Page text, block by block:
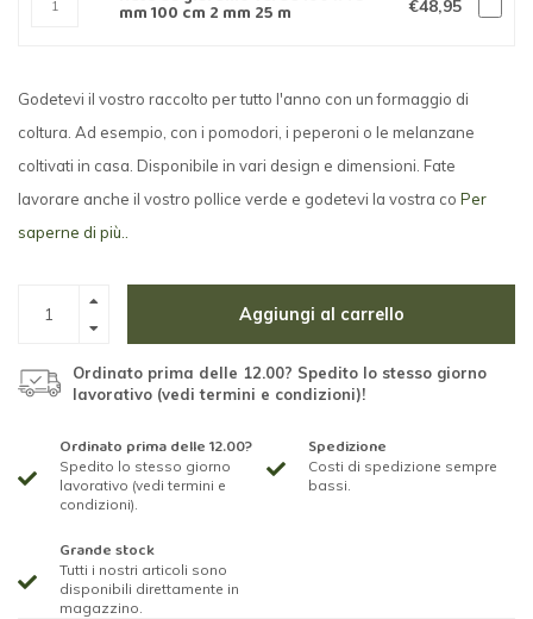
mm 100 cm 2 mm 25 m €48,95
Godetevi il vostro raccolto per tutto l'anno con un formaggio di
coltura. Ad esempio, con i pomodori, i peperoni o le melanzane
coltivati in casa. Disponibile in vari design e dimensioni. Fate
lavorare anche il vostro pollice verde e godetevi la vostra co Per
saperne di più..
Aggiungi al carrello
Ordinato prima delle 12.00? Spedito lo stesso giorno
lavorativo (vedi termini e condizioni)!
Ordinato prima delle 12.00?
Spedito lo stesso giorno
lavorativo (vedi termini e
condizioni).
Spedizione
Costi di spedizione sempre
bassi.
Grande stock
Tutti i nostri articoli sono
disponibili direttamente in
magazzino.